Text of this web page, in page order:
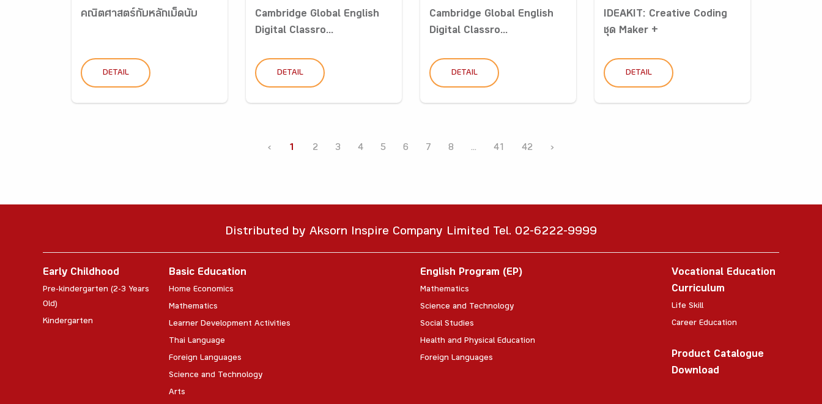
คณิตศาสตร์กับหลักเม็ดนับ
DETAIL
Cambridge Global English
Digital Classro...
DETAIL
Cambridge Global English
Digital Classro...
DETAIL
IDEAKIT: Creative Coding
ชุด Maker +
DETAIL
‹ 1 2 3 4 5 6 7 8 ... 41 42 ›
Distributed by Aksorn Inspire Company Limited Tel. 02-6222-9999
Early Childhood
Pre-kindergarten (2-3 Years
Old)
Kindergarten
Basic Education
Home Economics
Mathematics
Learner Development Activities
Thai Language
Foreign Languages
Science and Technology
Arts
English Program (EP)
Mathematics
Science and Technology
Social Studies
Health and Physical Education
Foreign Languages
Vocational Education
Curriculum
Life Skill
Career Education
Product Catalogue
Download